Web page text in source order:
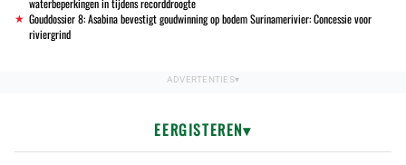
waterbeperkingen in tijdens recorddroogte
Gouddossier 8: Asabina bevestigt goudwinning op bodem Surinamerivier: Concessie voor
riviergrind
EERGISTEREN